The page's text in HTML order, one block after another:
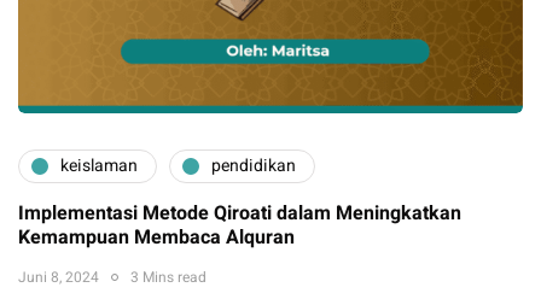
keislaman pendidikan
Implementasi Metode Qiroati dalam Meningkatkan
Kemampuan Membaca Alquran
Juni 8, 2024 3 Mins read